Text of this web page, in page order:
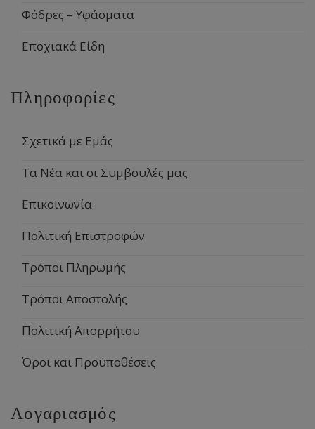
Φόδρες – Υφάσματα
Εποχιακά Είδη
Πληροφορίες
Σχετικά με Εμάς
Τα Νέα και οι Συμβουλές μας
Επικοινωνία
Πολιτική Επιστροφών
Τρόποι Πληρωμής
Τρόποι Αποστολής
Πολιτική Απορρήτου
Όροι και Προϋποθέσεις
Λογαριασμός